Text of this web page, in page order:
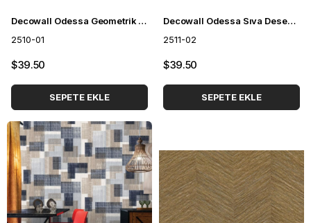
Decowall Odessa Geometrik Desenli Duvar Kağıdı 2510-01
2510-01
$39.50
SEPETE EKLE
Decowall Odessa Sıva Desenli Duvar Kağıdı 2511-02
2511-02
$39.50
SEPETE EKLE